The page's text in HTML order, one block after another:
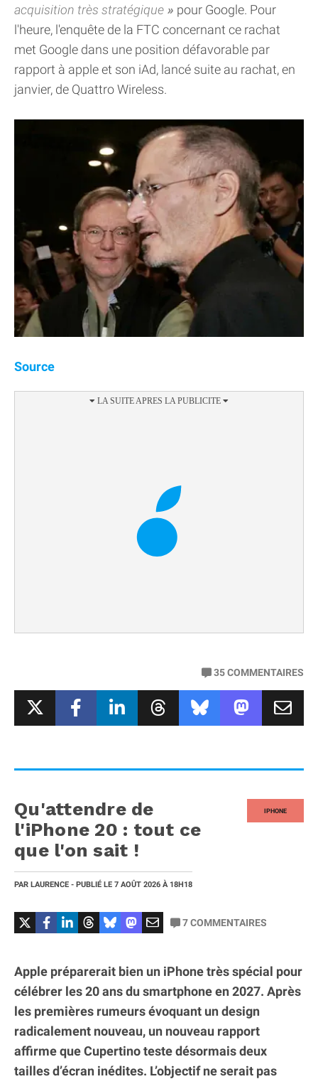
acquisition très stratégique
pour Google. Pour
l'heure, l'enquête de la FTC concernant ce rachat
met Google dans une position défavorable par
rapport à apple et son iAd, lancé suite au rachat, en
janvier, de Quattro Wireless.
Source
35COMMENTAIRES
IPHONE
Qu'attendre de
l'iPhone 20 : tout ce
que l'on sait !
PAR LAURENCE - PUBLIÉ LE 7 AOÛT 2026 À 18H18
7COMMENTAIRES
Apple préparerait bien un iPhone très spécial pour
célébrer les 20 ans du smartphone en 2027. Après
les premières rumeurs évoquant un design
radicalement nouveau, un nouveau rapport
affirme que Cupertino teste désormais deux
tailles d’écran inédites. L’objectif ne serait pas